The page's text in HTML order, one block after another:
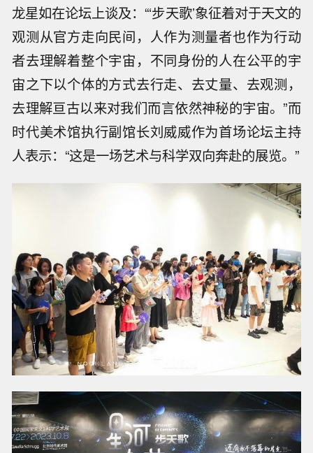
龙星如在论坛上谈及：“‘步天歌’象征着对于天文的
观测从官方走向民间，人作为测量者也作为行动
者去理解着整个宇宙，不同身份的人在公平的宇
宙之下以个体的方式去行走、去丈量、去观测，
去理解亘古以来对我们而言依然神秘的宇宙。”而
时代美术馆执行副馆长刘威威作为首场论坛主持
人表示：“这是一场艺术与科学双向奔赴的展览。”